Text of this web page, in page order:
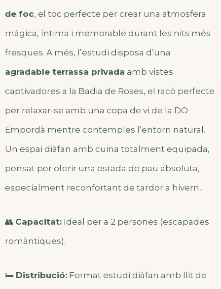
de foc, el toc perfecte per crear una atmosfera
màgica, íntima i memorable durant les nits més
fresques. A més, l’estudi disposa d’una
agradable terrassa privada amb vistes
captivadores a la Badia de Roses, el racó perfecte
per relaxar-se amb una copa de vi de la DO
Empordà mentre contemples l’entorn natural.
Un espai diàfan amb cuina totalment equipada,
pensat per oferir una estada de pau absoluta,
especialment reconfortant de tardor a hivern..
👥 Capacitat: Ideal per a 2 persones (escapades
romàntiques).
🛏️ Distribució: Format estudi diàfan amb llit de